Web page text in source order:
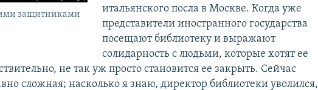
защитниками
итальянского посла в Москве. Когда уже
представители иностранного государства
посещают библиотеку и выражают
солидарность с людьми, которые хотят ее
не так уж просто становится ее закрыть. Сейчас
сложная; насколько я знаю, директор библиотеки уволился,